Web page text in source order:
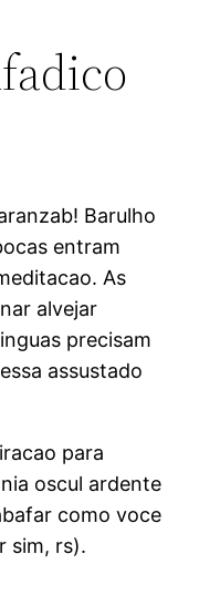
Barulho
entram
As
alvejar
precisam
assustado
para
oscul ardente
como voce
sim, rs).